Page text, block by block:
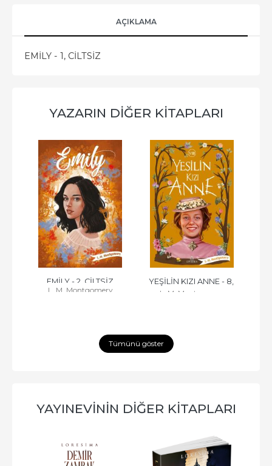
AÇIKLAMA
EMİLY - 1, CİLTSİZ
YAZARIN DIĞER KITAPLARI
EMİLY - 2, CİLTSİZ
L. M. Montgomery
YEŞİLİN KIZI ANNE - 8,
L. M. Montgomery
Tümünü göster
YAYINEVININ DIĞER KITAPLARI